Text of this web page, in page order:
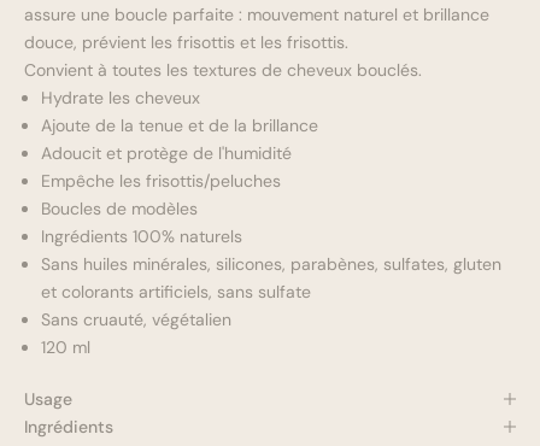
assure une boucle parfaite : mouvement naturel et brillance
douce, prévient les frisottis et les frisottis.
Convient à toutes les textures de cheveux bouclés.
Hydrate les cheveux
Ajoute de la tenue et de la brillance
Adoucit et protège de l'humidité
Empêche les frisottis/peluches
Boucles de modèles
Ingrédients 100% naturels
Sans huiles minérales, silicones, parabènes, sulfates, gluten
et colorants artificiels, sans sulfate
Sans cruauté, végétalien
120 ml
Usage
Ingrédients